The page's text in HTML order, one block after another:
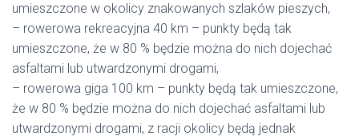
umieszczone w okolicy znakowanych szlaków pieszych,
– rowerowa rekreacyjna 40 km – punkty będą tak
umieszczone, że w 80 % będzie można do nich dojechać
asfaltami lub utwardzonymi drogami,
– rowerowa giga 100 km – punkty będą tak umieszczone,
że w 80 % będzie można do nich dojechać asfaltami lub
utwardzonymi drogami, z racji okolicy będą jednak